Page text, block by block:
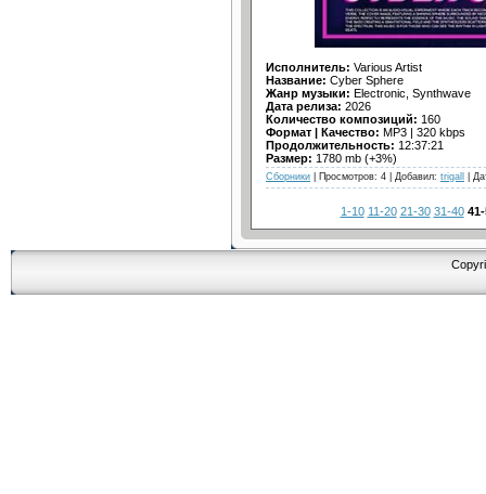
Исполнитель: Various Artist
Название: Cyber Sphere
Жанр музыки: Electronic, Synthwave
Дата релиза: 2026
Количество композиций: 160
Формат | Качество: MP3 | 320 kbps
Продолжительность: 12:37:21
Размер: 1780 mb (+3%)
Сборники | Просмотров: 4 | Добавил: trigall |
1-10 11-20 21-30 31-40